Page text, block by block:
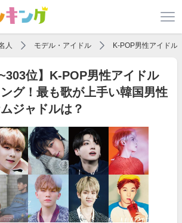
人 モデル・アイドル K-POP男性アイドル
位】K-POP男性アイドル
グ！最も歌が上手い韓国男性
ジャドルは？